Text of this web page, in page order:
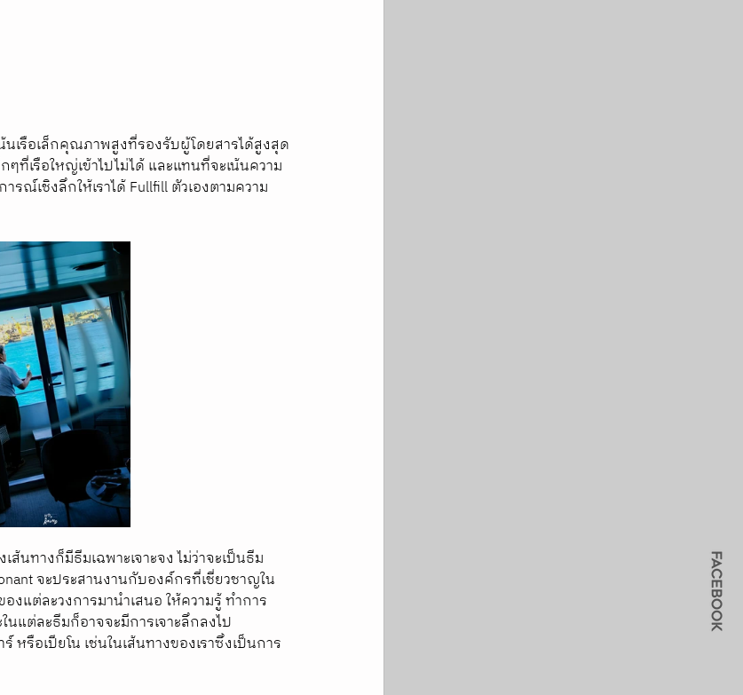
นเรือเล็กคุณภาพสูงที่รองรับผู้โดยสารได้สูงสุด
ๆที่เรือใหญ่เข้าไปไม่ได้ และแทนที่จะเน้นความ
รณ์เชิงลึกให้เราได้ Fullfill ตัวเองตามความ
นทางก็มีธีมเฉพาะเจาะจง ไม่ว่าจะเป็นธีม
จะประสานงานกับองค์กรที่เชี่ยวชาญใน
งแต่ละวงการมานำเสนอ ให้ความรู้ ทำการ
นแต่ละธีมก็อาจจะมีการเจาะลึกลงไป
หรือเปียโน เช่นในเส้นทางของเราซึ่งเป็นการ